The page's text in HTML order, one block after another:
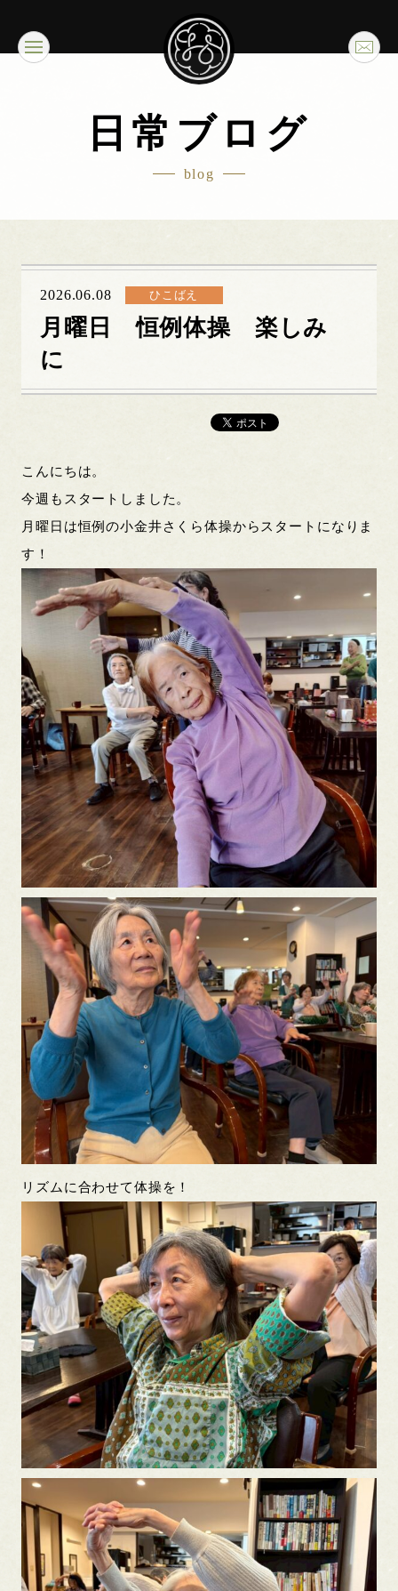
日常ブログ
blog
2026.06.08 ひこばえ
月曜日 恒例体操 楽しみ
に
こんにちは。
今週もスタートしました。
月曜日は恒例の小金井さくら体操からスタートになりま
す！
リズムに合わせて体操を！